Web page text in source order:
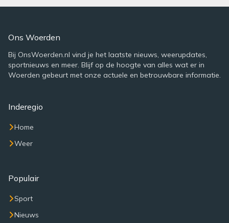
Ons Woerden
Bij OnsWoerden.nl vind je het laatste nieuws, weerupdates,
sportnieuws en meer. Blijf op de hoogte van alles wat er in
Woerden gebeurt met onze actuele en betrouwbare informatie.
Inderegio
Home
Weer
Populair
Sport
Nieuws